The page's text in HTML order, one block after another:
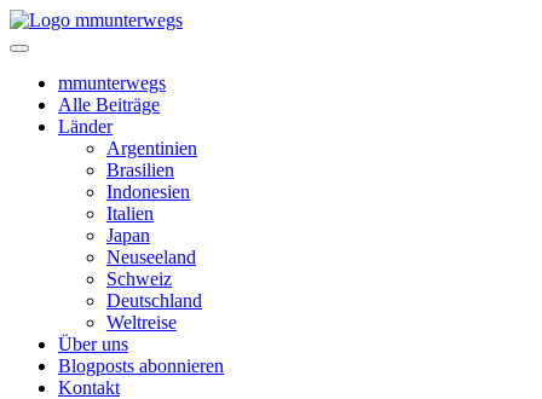
mmunterwegs
Alle Beiträge
Länder
Argentinien
Brasilien
Indonesien
Italien
Japan
Neuseeland
Schweiz
Deutschland
Weltreise
Über uns
Blogposts abonnieren
Kontakt